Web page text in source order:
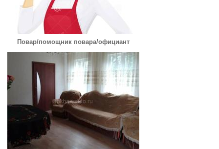
Повар/помощник повара/официант